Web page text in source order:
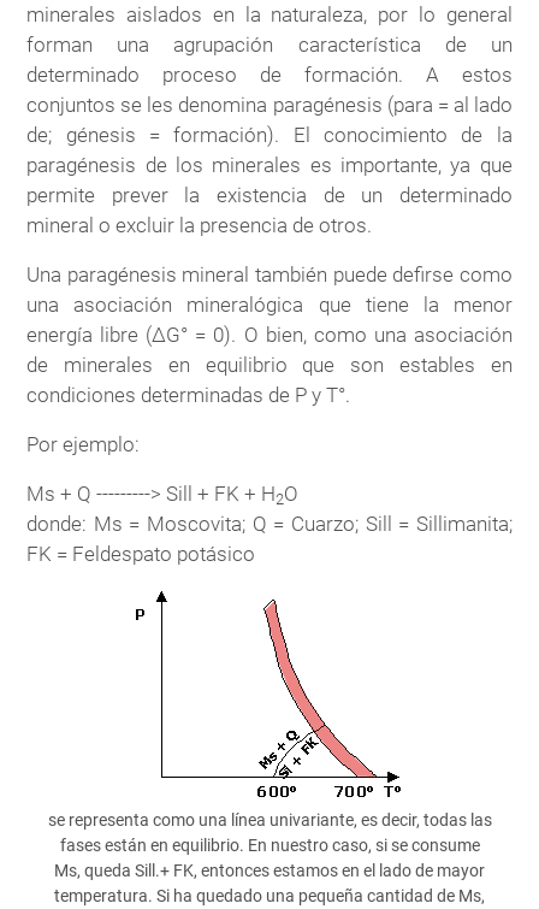
minerales aislados en la naturaleza, por lo general
forman una agrupación característica de un
determinado proceso de formación. A estos
conjuntos se les denomina paragénesis (para = al lado
de; génesis = formación). El conocimiento de la
paragénesis de los minerales es importante, ya que
permite prever la existencia de un determinado
mineral o excluir la presencia de otros.
Una paragénesis mineral también puede defirse como
una asociación mineralógica que tiene la menor
energía libre (ΔG° = 0). O bien, como una asociación
de minerales en equilibrio que son estables en
condiciones determinadas de P y T°.
Por ejemplo:
Ms + Q ---------> Sill + FK + H2O
donde: Ms = Moscovita; Q = Cuarzo; Sill = Sillimanita;
FK = Feldespato potásico
se representa como una línea univariante, es decir, todas las
fases están en equilibrio. En nuestro caso, si se consume
Ms, queda Sill.+ FK, entonces estamos en el lado de mayor
temperatura. Si ha quedado una pequeña cantidad de Ms,